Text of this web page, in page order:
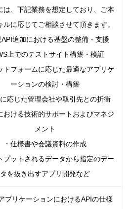
は、下記業務を想定しており、ご本
ルに応じてご相談させて頂きます。
API追加における基盤の整備・支援
上でのテストサイト構築・検証
トフォームに応じた最適なアプリケ
ーションの検討・構築
に応じた管理会社や取引先との折衝
おける技術的サポートおよびマネジ
メント
・仕様書や会議資料の作成
プットされるデータから指定のデー
タを抜き出すアプリ開発など
プリケーションにおけるAPIの仕様